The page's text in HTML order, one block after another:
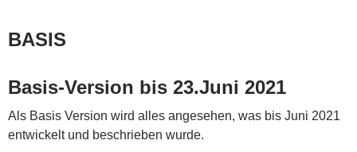
BASIS
Basis-Version bis 23.Juni 2021
Als Basis Version wird alles angesehen, was bis Juni 2021
entwickelt und beschrieben wurde.